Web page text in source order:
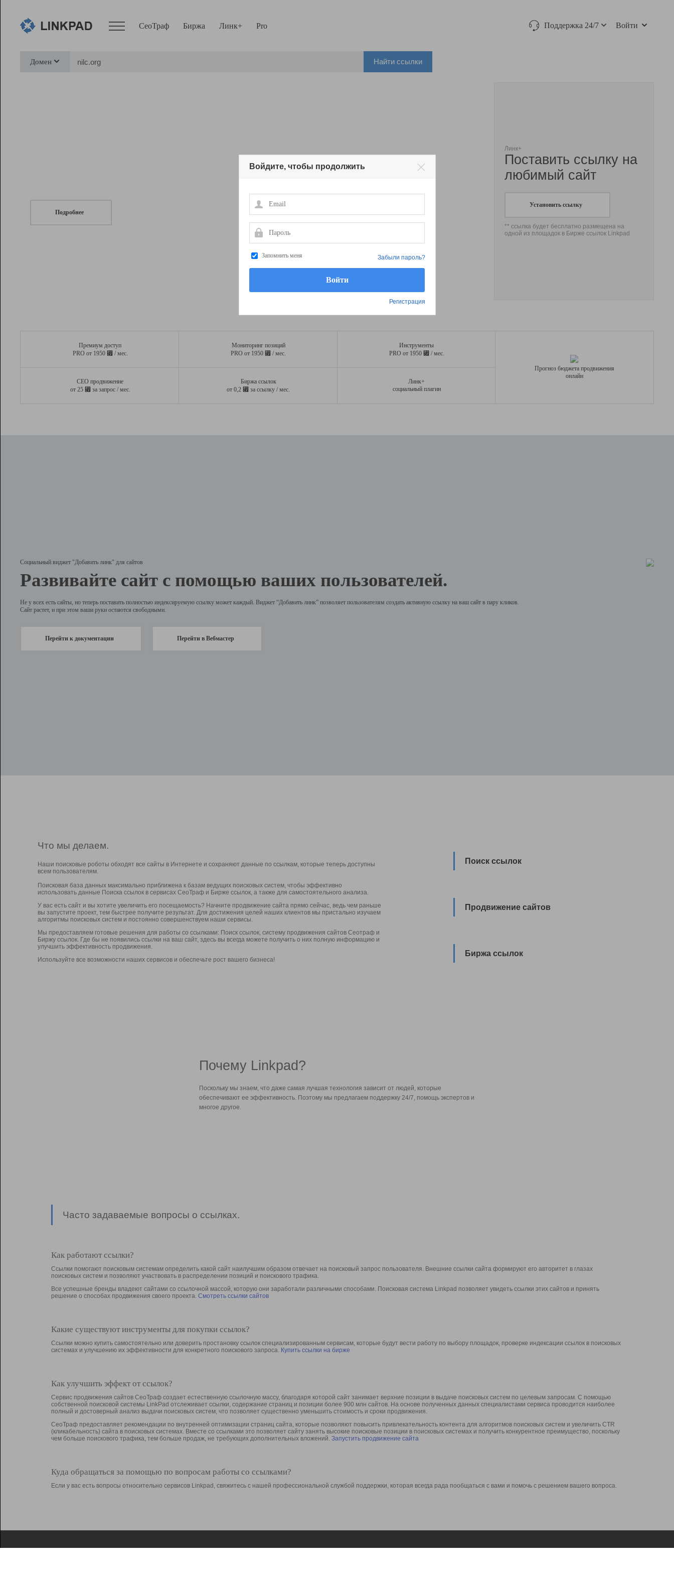
СеоТраф Биржа Линк+ Pro Поддержка 24/7 Войти
Домен Найти ссылки
Подробнее
Линк+
Поставить ссылку на
любимый сайт
Установить ссылку
** ссылка будет бесплатно размещена на
одной из площадок в Бирже ссылок Linkpad
Премиум доступ
PRO от 1950 ⃏ / мес.
Мониторинг позиций
PRO от 1950 ⃏ / мес.
Инструменты
PRO от 1950 ⃏ / мес.
СЕО продвижение
от 25 ⃏ за запрос / мес.
Биржа ссылок
от 0,2 ⃏ за ссылку / мес.
Линк+
социальный плагин
Прогноз бюджета продвижения
онлайн
Социальный виджет "Добавить линк" для сайтов
Развивайте сайт с помощью ваших пользователей.
Не у всех есть сайты, но теперь поставить полностью индексируемую ссылку может каждый. Виджет “Добавить линк” позволяет пользователям создать активную ссылку на ваш сайт в пару кликов.
Сайт растет, и при этом ваши руки остаются свободными.
Перейти к документации Перейти в Вебмастер
Что мы делаем.
Наши поисковые роботы обходят все сайты в Интернете и сохраняют данные по ссылкам, которые теперь доступны
всем пользователям.
Поисковая база данных максимально приближена к базам ведущих поисковых систем, чтобы эффективно
использовать данные Поиска ссылок в сервисах СеоТраф и Бирже ссылок, а также для самостоятельного анализа.
У вас есть сайт и вы хотите увеличить его посещаемость? Начните продвижение сайта прямо сейчас, ведь чем раньше
вы запустите проект, тем быстрее получите результат. Для достижения целей наших клиентов мы пристально изучаем
алгоритмы поисковых систем и постоянно совершенствуем наши сервисы.
Мы предоставляем готовые решения для работы со ссылками: Поиск ссылок, систему продвижения сайтов Сеотраф и
Биржу ссылок. Где бы не появились ссылки на ваш сайт, здесь вы всегда можете получить о них полную информацию и
улучшить эффективность продвижения.
Используйте все возможности наших сервисов и обеспечьте рост вашего бизнеса!
Поиск ссылок
Продвижение сайтов
Биржа ссылок
Почему Linkpad?
Поскольку мы знаем, что даже самая лучшая технология зависит от людей, которые
обеспечивают ее эффективность. Поэтому мы предлагаем поддержку 24/7, помощь экспертов и
многое другое.
Часто задаваемые вопросы о ссылках.
Как работают ссылки?
Ссылки помогают поисковым системам определить какой сайт наилучшим образом отвечает на поисковый запрос пользователя. Внешние ссылки сайта формируют его авторитет в глазах
поисковых систем и позволяют участвовать в раcпределении позиций и поискового трафика.
Все успешные бренды владеют сайтами со ссылочной массой, которую они заработали различными способами. Поисковая система Linkpad позволяет увидеть ссылки этих сайтов и принять
решение о способах продвижения своего проекта. Смотреть ссылки сайтов
Какие существуют инструменты для покупки ссылок?
Ссылки можно купить самостоятельно или доверить простановку ссылок специализированным сервисам, которые будут вести работу по выбору площадок, проверке индексации ссылок в поисковых
системах и улучшению их эффективности для конкретного поискового запроса. Купить ссылки на бирже
Как улучшить эффект от ссылок?
Сервис продвижения сайтов СеоТраф создает естественную ссылочную массу, благодаря которой сайт занимает верхние позиции в выдаче поисковых систем по целевым запросам. С помощью
собственной поисковой системы LinkPad отслеживает ссылки, содержание страниц и позиции более 900 млн сайтов. На основе полученных данных специалистами сервиса проводится наиболее
полный и достоверный анализ выдачи поисковых систем, что позволяет существенно уменьшить стоимость и сроки продвижения.
СеоТраф предоставляет рекомендации по внутренней оптимизации страниц сайта, которые позволяют повысить привлекательность контента для алгоритмов поисковых систем и увеличить CTR
(кликабельность) сайта в поисковых системах. Вместе со ссылками это позволяет сайту занять высокие поисковые позиции в поисковых системах и получить конкурентное преимущество, поскольку
чем больше поискового трафика, тем больше продаж, не требующих дополнительных вложений. Запустить продвижение сайта
Куда обращаться за помощью по вопросам работы со ссылками?
Если у вас есть вопросы относительно сервисов Linkpad, свяжитесь с нашей профессиональной службой поддержки, которая всегда рада пообщаться с вами и помочь с решением вашего вопроса.
Войдите, чтобы продолжить
Email
Пароль
Запомнить меня
Регистрация
Забыли пароль?